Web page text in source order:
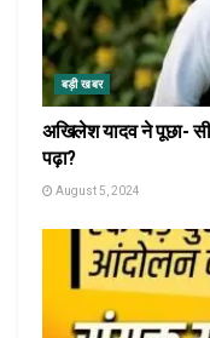
बड़ी खबर
अखिलेश यादव ने पूछा-
पढ़ा?
August 5, 2024